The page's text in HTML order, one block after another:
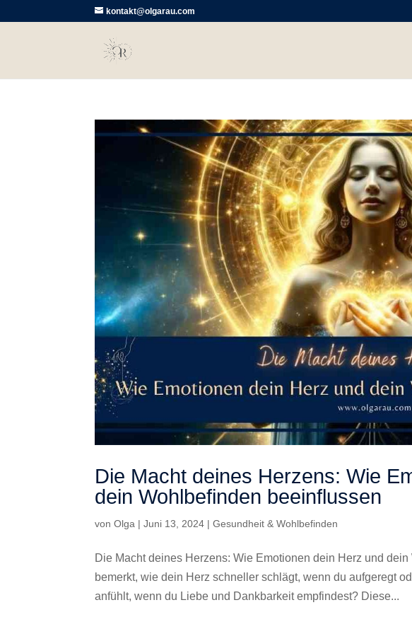
kontakt@olgarau.com
Die Macht deines Herzens: Wie
dein Wohlbefinden beeinflussen
vonOlga |Juni 13, 2024 |Gesundheit & Wohlbefinden
Die Macht deines Herzens: Wie Emotionen dein Herz und
bemerkt, wie dein Herz schneller schlägt, wenn du aufgeregt
anfühlt, wenn du Liebe und Dankbarkeit empfindest? Diese...